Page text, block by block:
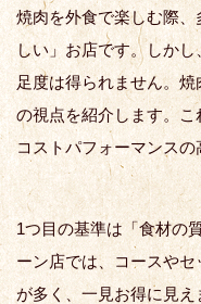
焼肉を外食で楽しむ際
しい」お店です。しか
足度は得られません。
の視点を紹介します。
コストパフォーマンス
1つ目の基準は「食材の
ーン店では、コースや
が多く、一見お得に見